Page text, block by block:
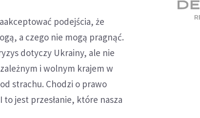
podejścia, że
a czego nie mogą pragnąć.
dotyczy Ukrainy, ale nie
i wolnym krajem w
strachu. Chodzi o prawo
to jest przesłanie, które nasza